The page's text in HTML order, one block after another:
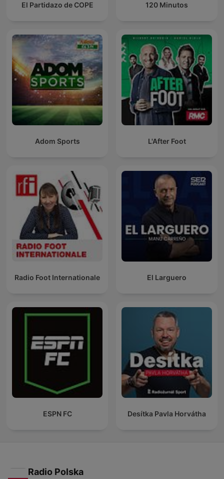
El Partidazo de COPE 120 Minutos
Adom Sports L'After Foot
Radio Foot Internationale El Larguero
ESPN FC Desítka Pavla Horvátha
Radio Polska